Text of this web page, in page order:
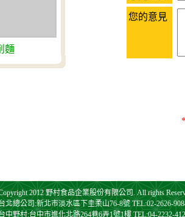
麵
您的意見
2012 野村食品企業股份有限公司. All rights
北總公司:新北市淡水區下圭柔山76-8號 TEL:02-2626-
中野村:台中市進化北路264巷6弄1號1樓 TEL:04-2232-